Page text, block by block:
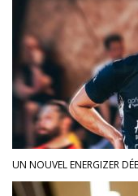
UN NOUVEL ENERGIZER